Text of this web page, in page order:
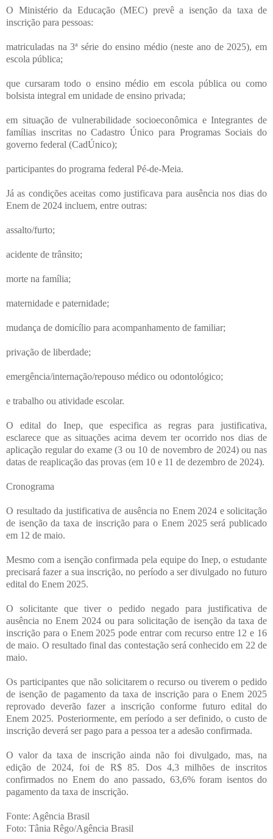
O Ministério da Educação (MEC) prevê a isenção da taxa de
inscrição para pessoas:
matriculadas na 3ª série do ensino médio (neste ano de 2025), em
escola pública;
que cursaram todo o ensino médio em escola pública ou como
bolsista integral em unidade de ensino privada;
em situação de vulnerabilidade socioeconômica e Integrantes de
famílias inscritas no Cadastro Único para Programas Sociais do
governo federal (CadÚnico);
participantes do programa federal Pé-de-Meia.
Já as condições aceitas como justificava para ausência nos dias do
Enem de 2024 incluem, entre outras:
assalto/furto;
acidente de trânsito;
morte na família;
maternidade e paternidade;
mudança de domicílio para acompanhamento de familiar;
privação de liberdade;
emergência/internação/repouso médico ou odontológico;
e trabalho ou atividade escolar.
O edital do Inep, que especifica as regras para justificativa,
esclarece que as situações acima devem ter ocorrido nos dias de
aplicação regular do exame (3 ou 10 de novembro de 2024) ou nas
datas de reaplicação das provas (em 10 e 11 de dezembro de 2024).
Cronograma
O resultado da justificativa de ausência no Enem 2024 e solicitação
de isenção da taxa de inscrição para o Enem 2025 será publicado
em 12 de maio.
Mesmo com a isenção confirmada pela equipe do Inep, o estudante
precisará fazer a sua inscrição, no período a ser divulgado no futuro
edital do Enem 2025.
O solicitante que tiver o pedido negado para justificativa de
ausência no Enem 2024 ou para solicitação de isenção da taxa de
inscrição para o Enem 2025 pode entrar com recurso entre 12 e 16
de maio. O resultado final das contestação será conhecido em 22 de
maio.
Os participantes que não solicitarem o recurso ou tiverem o pedido
de isenção de pagamento da taxa de inscrição para o Enem 2025
reprovado deverão fazer a inscrição conforme futuro edital do
Enem 2025. Posteriormente, em período a ser definido, o custo de
inscrição deverá ser pago para a pessoa ter a adesão confirmada.
O valor da taxa de inscrição ainda não foi divulgado, mas, na
edição de 2024, foi de R$ 85. Dos 4,3 milhões de inscritos
confirmados no Enem do ano passado, 63,6% foram isentos do
pagamento da taxa de inscrição.
Fonte: Agência Brasil
Foto: Tânia Rêgo/Agência Brasil